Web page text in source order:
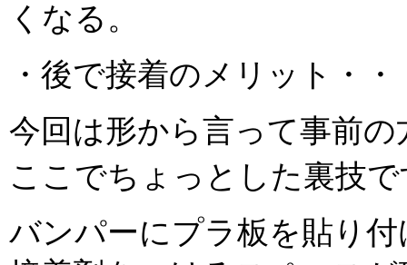
くなる。
・後で接着のメリット・
今回は形から言って事前
ここでちょっとした裏技
バンパーにプラ板を貼り